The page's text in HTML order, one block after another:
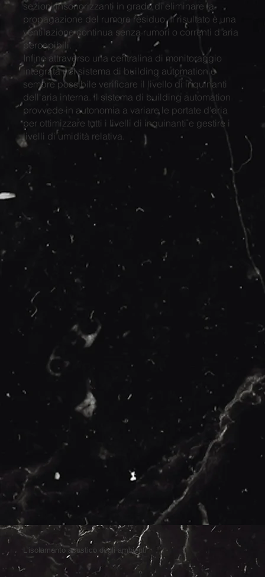
sezioni insonorizzanti in grado di eliminare la
propagazione del rumore residuo. Il risultato è una
ventilazione continua senza rumori o correnti d'aria
percepibili.
Infine attraverso una centralina di monitoraggio
integrata nel sistema di building automation è
sempre possibile verificare il livello di inquinanti
dell'aria interna. Il sistema di building automation
provvede in autonomia a variare le portate d'aria
per ottimizzare tutti i livelli di inquinanti e gestire i
livelli di umidità relativa.
L'isolamento acustico degli ambienti